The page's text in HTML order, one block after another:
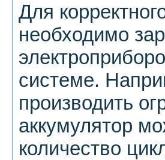
Для
необходимо
системе.
производить
аккумулятор
количество